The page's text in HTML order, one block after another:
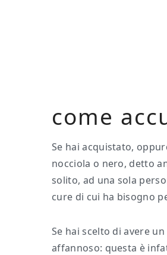
come
Se hai acquistato,
nocciola o nero, detto
solito, ad una sola
cure di cui ha bisogno
Se hai scelto di avere
affannoso: questa è